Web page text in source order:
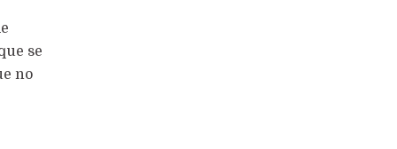
se
no